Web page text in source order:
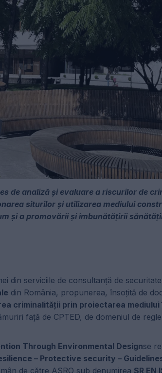
de analiză și evaluare a riscurilor de
siturilor și utilizarea mediului
și a promovării și îmbunătățirii
din serviciile de consultanță de
din România, propunerea, însoțită de
criminalității prin proiectarea
față de CPTED, de domeniul de
Through Environmental Designse
– Protective security –
de către ASRO sub denumirea SR EN